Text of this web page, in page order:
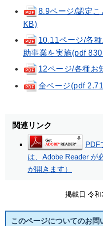
8.9ページ/認定
KB)
10.11ページ/各
助事業を実施(pdf
12ページ/各種お
全ページ(pdf
関連リンク
PDF
は、Adobe Reader が
が開きます）
掲載日 令和
このページについてのお問